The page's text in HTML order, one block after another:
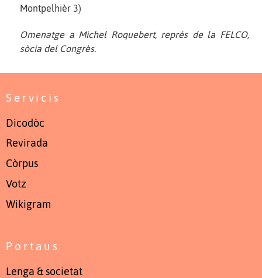
Montpelhièr 3)
Omenatge a Michel Roquebert, représ de la FELCO,
sòcia del Congrès.
Servicis
Dicodòc
Revirada
Còrpus
Votz
Wikigram
Portaus
Lenga & societat